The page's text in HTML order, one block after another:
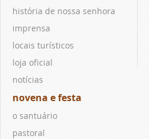
história de nossa senhora
imprensa
locais turísticos
loja oficial
notícias
novena e festa
o santuário
pastoral